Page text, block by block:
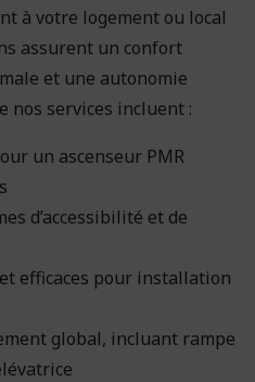
à votre logement ou local
assurent un confort
et une autonomie
nos services incluent :
un ascenseur PMR
d’accessibilité et de
efficaces pour installation
global, incluant rampe